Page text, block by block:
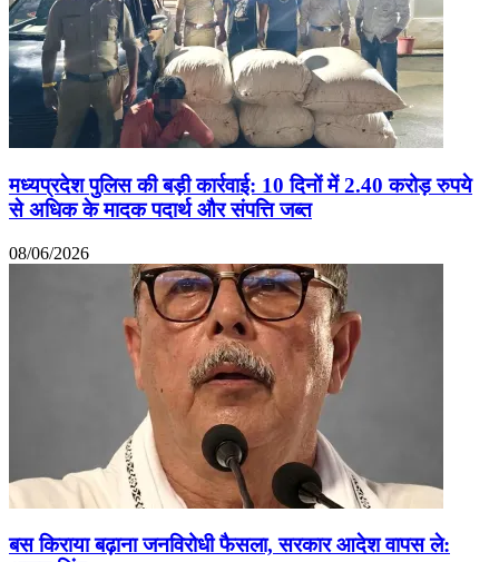
मध्यप्रदेश पुलिस की बड़ी कार्रवाई: 10 दिनों में 2.40 करोड़ रुपये
से अधिक के मादक पदार्थ और संपत्ति जब्त
08/06/2026
बस किराया बढ़ाना जनविरोधी फैसला, सरकार आदेश वापस ले: